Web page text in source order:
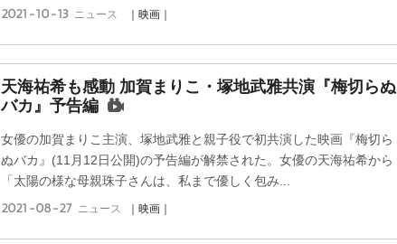
2021-10-13 ニュース ｜映画｜
天海祐希も感動 加賀まりこ・塚地武雅共演『梅切らぬ
バカ』予告編
女優の加賀まりこ主演、塚地武雅と親子役で初共演した映画『梅切ら
ぬバカ』(11月12日公開)の予告編が解禁された。女優の天海祐希から
「太陽の様な母親珠子さんは、私まで優しく包み...
2021-08-27 ニュース ｜映画｜